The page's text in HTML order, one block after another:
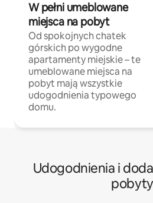
W pełni umeblowane
miejsca na pobyt
Od spokojnych chatek
górskich po wygodne
apartamenty miejskie – te
umeblowane miejsca na
pobyt mają wszystkie
udogodnienia typowego
domu.
Udogodnienia i
pobyty